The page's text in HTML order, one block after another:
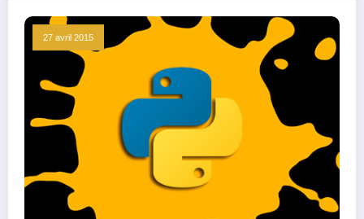
27 avril 2015